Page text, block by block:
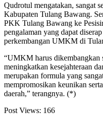
Qudrotul mengatakan, sangat
Kabupaten Tulang Bawang.
PKK Tulang Bawang ke
pengalaman yang dapat
perkembangan UMKM di
“UMKM harus dikembangkan
meningkatkan kesejahteraan
merupakan formula yang
mempromosikan keunikan
daerah,” terangnya. (*)
Post Views: 166